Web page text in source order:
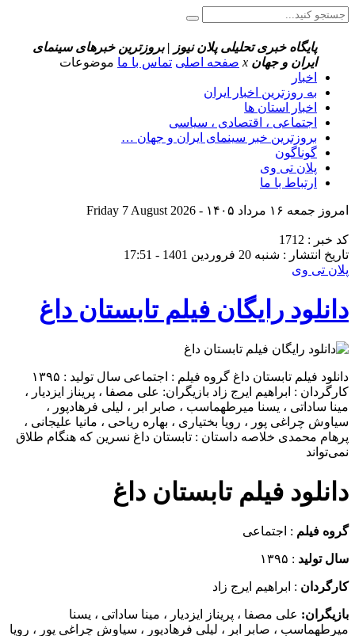
پایگاه خبری تحلیلی پلان نیوز | بروزترین خبرهای سینمای
ایران و جهان x صفحه اصلی تماس با ما موضوعات
اخبار
به روزترین اخبار ایران
اخبار استان ها
اجتماعی ، اقتصادی ، سیاسی
بروزترین خبر سینمای ایران و جهان …
گوناگون
پلان تی وی
ارتباط با ما
امروز جمعه ۱۶ مرداد ۱۴۰۵ - Friday 7 August 2026
کد خبر : 1712
تاریخ انتشار : شنبه 20 فروردین 1401 - 17:51
پلان تی وی
دانلود رایگان فیلم تابستان داغ
دانلود فیلم تابستان داغ گروه فیلم : اجتماعی سال تولید : ۱۳۹۵
کارگردان : ابراهیم ایرج زاد بازیگران: علی مصفا ، پریناز ایزدیار ،
مینا ساداتی ، یسنا میرطهماسب ، صابر ابر ، لیلی فرهادپور ،
سیاوش چراغی پور ، رویا بختیاری ، بهاره ریاحی ، مانیا علیجانی ،
پرهام محمدی خلاصه داستان : تابستان داغ نسرین که هنگام طلاق
نمی‌تواند
دانلود فیلم تابستان داغ
گروه فیلم : اجتماعی
سال تولید : ۱۳۹۵
کارگردان : ابراهیم ایرج زاد
بازیگران: علی مصفا ، پریناز ایزدیار ، مینا ساداتی ، یسنا
میرطهماسب ، صابر ابر ، لیلی فرهادپور ، سیاوش چراغی پور ، رویا